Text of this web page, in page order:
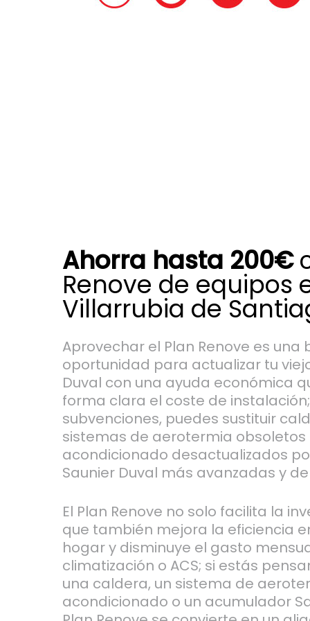
Ahorra hasta 200€
Renove de equipos
Villarrubia de
Aprovechar el Plan Renove es una
oportunidad para actualizar tu
Duval con una ayuda económica
forma clara el coste de
subvenciones, puedes sustituir
sistemas de aerotermia obsoletos
acondicionado desactualizados
Saunier Duval más avanzadas y
El Plan Renove no solo facilita la
que también mejora la eficiencia
hogar y disminuye el gasto
climatización o ACS; si estás
una caldera, un sistema de
acondicionado o un acumulador